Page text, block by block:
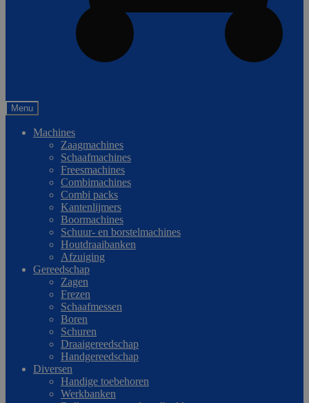
Menu
Machines
Zaagmachines
Schaafmachines
Freesmachines
Combimachines
Combi packs
Kantenlijmers
Boormachines
Schuur- en borstelmachines
Houtdraaibanken
Afzuiging
Gereedschap
Zagen
Frezen
Schaafmessen
Boren
Schuren
Draaigereedschap
Handgereedschap
Diversen
Handige toebehoren
Werkbanken